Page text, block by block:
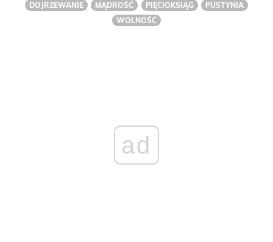
DOJRZEWANIE
MĄDROŚĆ PIĘCIOKSIĄG
PUSTYNIA
WOLNOŚĆ
ad